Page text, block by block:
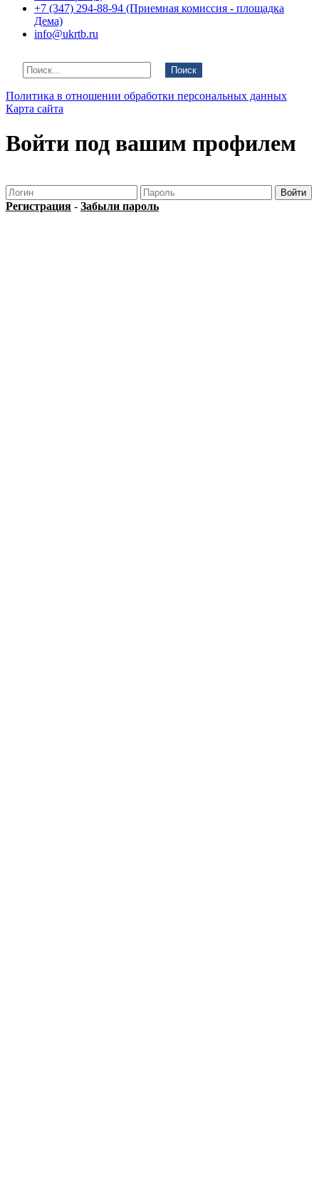
+7 (347) 294-88-94 (Приемная комиссия - площадка
Дема)
info@ukrtb.ru
Поиск
Политика в отношении обработки персональных данных
Карта сайта
Войти под вашим профилем
Регистрация - Забыли пароль